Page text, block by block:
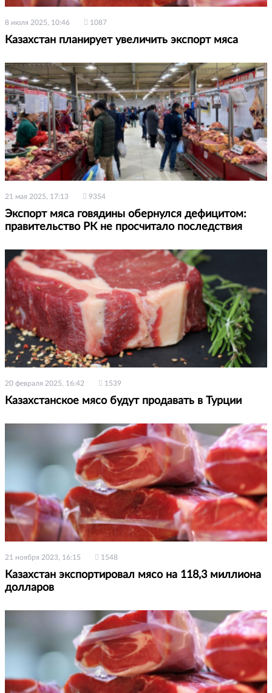
8 июля 2025, 10:46 1087
Казахстан планирует увеличить экспорт мяса
21 мая 2025, 17:13 9354
Экспорт мяса говядины обернулся дефицитом:
правительство РК не просчитало последствия
20 февраля 2025, 16:42 1539
Казахстанское мясо будут продавать в Турции
21 ноября 2023, 16:15 1548
Казахстан экспортировал мясо на 118,3 миллиона
долларов